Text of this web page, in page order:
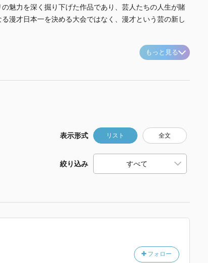
魅力を深く掘り下げた作品であり、芸人たちの人生が賭
漫才日本一を決める大会ではなく、漫才という芸の新し
もっと見る
表示形式 リスト 全文
絞り込み
フォロー